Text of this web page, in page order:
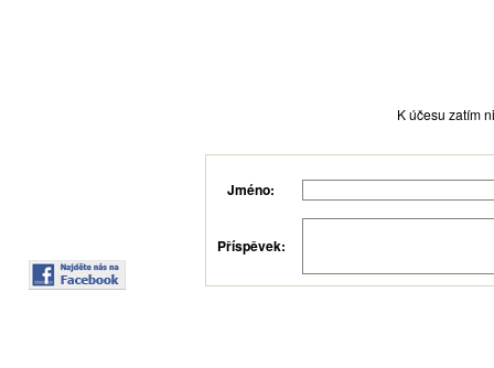
K účesu zatím
Jméno:
Příspěvek: